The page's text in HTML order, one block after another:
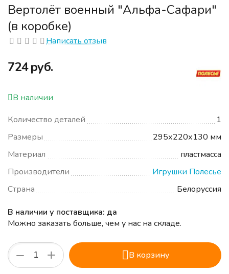
Вертолёт военный "Альфа-Сафари"
(в коробке)
Написать отзыв
‍724‍руб.
В наличии
Количество деталей
1
Размеры
295х220х130 мм
Материал
пластмасса
Производители
Игрушки Полесье
Страна
Белоруссия
В наличии у поставщика: да
Можно заказать больше, чем у нас на складе.
+
− В корзину